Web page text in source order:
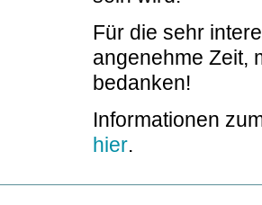
Für die sehr
angenehme Zeit,
bedanken!
Informationen
hier.